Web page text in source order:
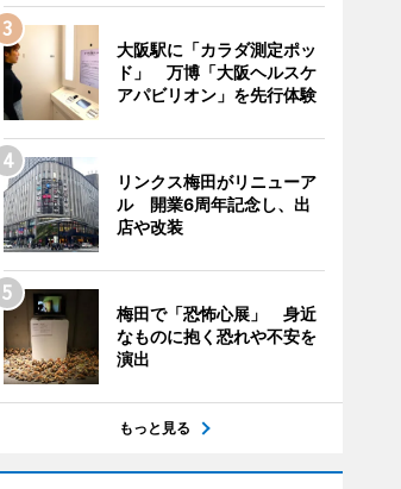
大阪駅に「カラダ測定ポッ
ド」 万博「大阪ヘルスケ
アパビリオン」を先行体験
リンクス梅田がリニューア
ル 開業6周年記念し、出
店や改装
梅田で「恐怖心展」 身近
なものに抱く恐れや不安を
演出
もっと見る